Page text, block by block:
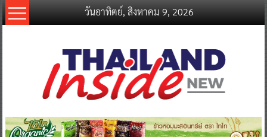
Skip
to
วันอาทิตย์, สิงหาคม 9, 2026
thailandinsidenew.com